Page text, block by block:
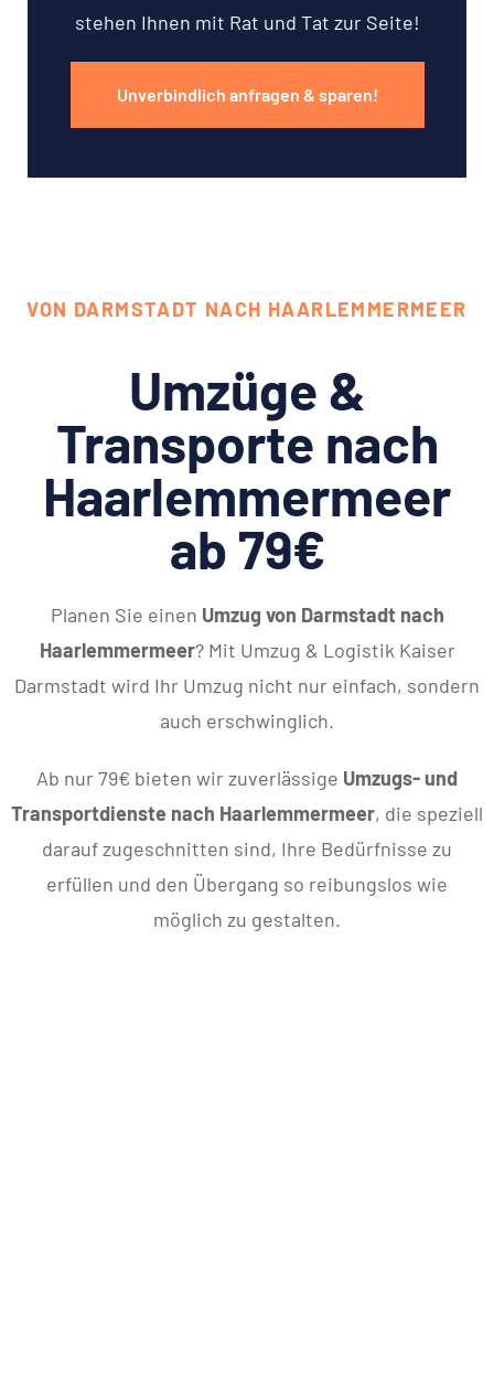
stehen Ihnen mit Rat und Tat zur Seite!
Unverbindlich anfragen & sparen!
VON DARMSTADT NACH HAARLEMMERMEER
Umzüge &
Transporte nach
Haarlemmermeer
ab 79€
Planen Sie einen Umzug von Darmstadt nach
Haarlemmermeer? Mit Umzug & Logistik Kaiser
Darmstadt wird Ihr Umzug nicht nur einfach, sondern
auch erschwinglich.
Ab nur 79€ bieten wir zuverlässige Umzugs- und
Transportdienste nach Haarlemmermeer, die speziell
darauf zugeschnitten sind, Ihre Bedürfnisse zu
erfüllen und den Übergang so reibungslos wie
möglich zu gestalten.